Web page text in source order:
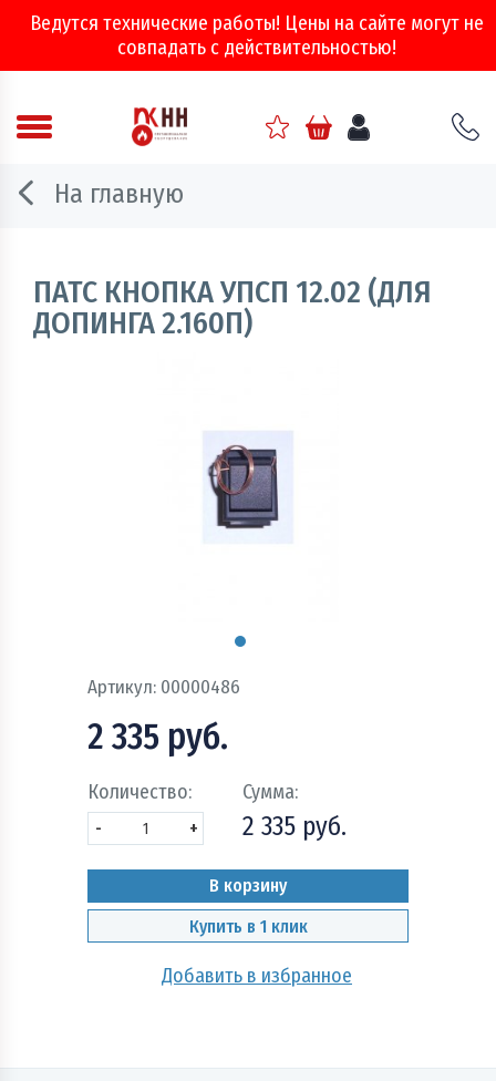
Ведутся технические работы! Цены на сайте могут не
совпадать с действительностью!
Аварийно - спасательное оборудование
Двери, ворота и люки противопожарные
Информационно-справочная литература
Огнебиозащитные составы
Пожарно - охранная сигнализация и системы
Системы автоматического пожаротушения
Средства защиты и безопасность труда
Стволы пожарные и водопенное оборудование
Шкафы, щиты пожарные и инвентарь
На главную
ПАТС КНОПКА УПСП 12.02 (ДЛЯ
ДОПИНГА 2.160П)
Артикул: 00000486
2 335 руб.
Количество:
- +
Сумма:
2 335 руб.
В корзину
Купить в 1 клик
Добавить в избранное